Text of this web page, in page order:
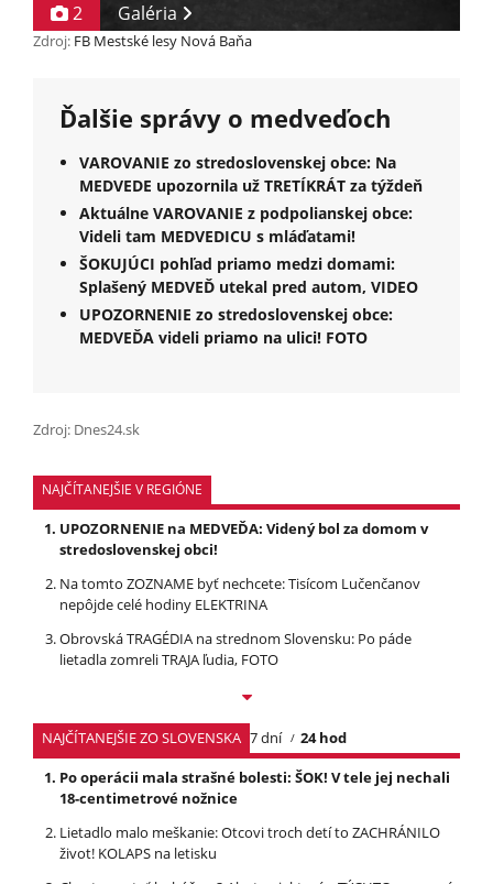
2 Galéria
Zdroj: FB Mestské lesy Nová Baňa
Ďalšie správy o medveďoch
VAROVANIE zo stredoslovenskej obce: Na
MEDVEDE upozornila už TRETÍKRÁT za týždeň
Aktuálne VAROVANIE z podpolianskej obce:
Videli tam MEDVEDICU s mláďatami!
ŠOKUJÚCI pohľad priamo medzi domami:
Splašený MEDVEĎ utekal pred autom, VIDEO
UPOZORNENIE zo stredoslovenskej obce:
MEDVEĎA videli priamo na ulici! FOTO
Zdroj: Dnes24.sk
NAJČÍTANEJŠIE V REGIÓNE
UPOZORNENIE na MEDVEĎA: Videný bol za domom v
stredoslovenskej obci!
Na tomto ZOZNAME byť nechcete: Tisícom Lučenčanov
nepôjde celé hodiny ELEKTRINA
Obrovská TRAGÉDIA na strednom Slovensku: Po páde
lietadla zomreli TRAJA ľudia, FOTO
NAJČÍTANEJŠIE ZO SLOVENSKA 7 dní
24 hod
Po operácii mala strašné bolesti: ŠOK! V tele jej nechali
18-centimetrové nožnice
Lietadlo malo meškanie: Otcovi troch detí to ZACHRÁNILO
život! KOLAPS na letisku